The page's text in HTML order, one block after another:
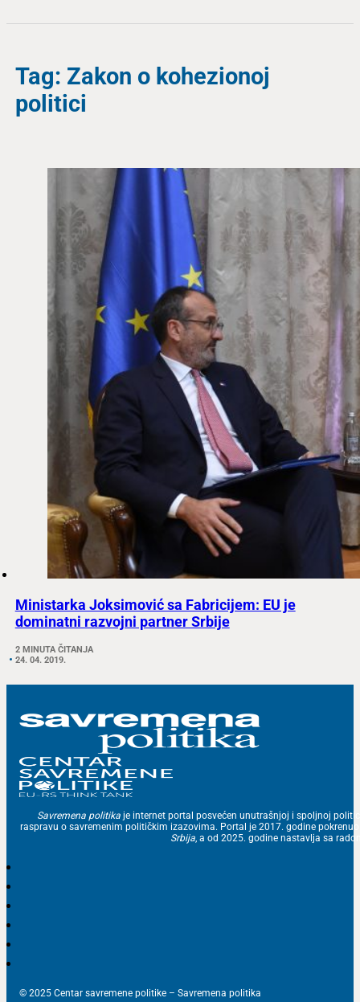
Tag: Zakon o kohezionoj
politici
Ministarka Joksimović sa Fabricijem: EU je
dominatni razvojni partner Srbije
2 MINUTA ČITANJA
24. 04. 2019.
Savremena politika je internet portal posvećen unutrašnjoj i spoljnoj
raspravu o savremenim političkim izazovima. Portal je 2017. godine
Srbija, a od 2025. godine nastavlja sa
© 2025 Centar savremene politike – Savremena politika